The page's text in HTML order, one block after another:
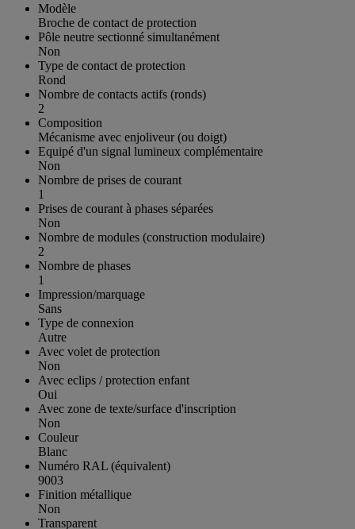
Modèle
Broche de contact de protection
Pôle neutre sectionné simultanément
Non
Type de contact de protection
Rond
Nombre de contacts actifs (ronds)
2
Composition
Mécanisme avec enjoliveur (ou doigt)
Equipé d'un signal lumineux complémentaire
Non
Nombre de prises de courant
1
Prises de courant à phases séparées
Non
Nombre de modules (construction modulaire)
2
Nombre de phases
1
Impression/marquage
Sans
Type de connexion
Autre
Avec volet de protection
Non
Avec eclips / protection enfant
Oui
Avec zone de texte/surface d'inscription
Non
Couleur
Blanc
Numéro RAL (équivalent)
9003
Finition métallique
Non
Transparent